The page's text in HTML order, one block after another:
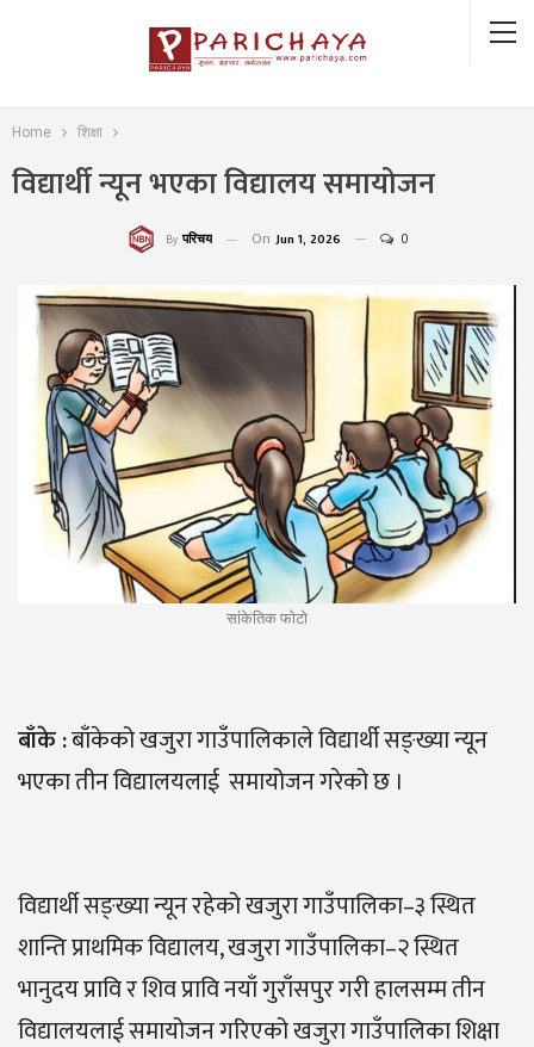
Home शिक्षा
विद्यार्थी न्यून भएका विद्यालय समायोजन
By परिचय On Jun 1, 2026 0
सांकेतिक फोटो
बाँके:बाँकेको खजुरा गाउँपालिकाले विद्यार्थी सङ्ख्या न्यून
भएका तीन विद्यालयलाई समायोजन गरेको छ ।
विद्यार्थी सङ्ख्या न्यून रहेको खजुरा गाउँपालिका–३ स्थित
शान्ति प्राथमिक विद्यालय, खजुरा गाउँपालिका–२ स्थित
भानुदय प्रावि र शिव प्रावि नयाँ गुराँसपुर गरी हालसम्म तीन
विद्यालयलाई समायोजन गरिएको खजुरा गाउँपालिका शिक्षा